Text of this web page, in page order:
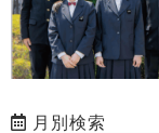
月別検索